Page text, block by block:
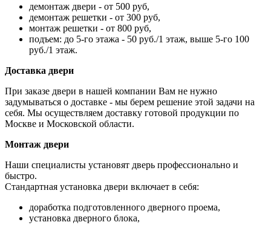
демонтаж двери - от 500 руб,
демонтаж решетки - от 300 руб,
монтаж решетки - от 800 руб,
подъем: до 5-го этажа - 50 руб./1 этаж, выше 5-го 100
руб./1 этаж.
Доставка двери
При заказе двери в нашей компании Вам не нужно
задумываться о доставке - мы берем решение этой задачи на
себя. Мы осуществляем доставку готовой продукции по
Москве и Московской области.
Монтаж двери
Наши специалисты установят дверь профессионально и
быстро.
Стандартная установка двери включает в себя:
доработка подготовленного дверного проема,
установка дверного блока,